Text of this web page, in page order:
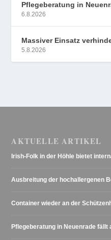
Pflegeberatung in
6.8.2026
Massiver Einsatz
5.8.2026
AKTUELLE ARTIKEL
Irish-Folk in der Höhle bietet
Ausbreitung der hochallergenen
Container wieder an der
Pflegeberatung in Neuenrade fällt